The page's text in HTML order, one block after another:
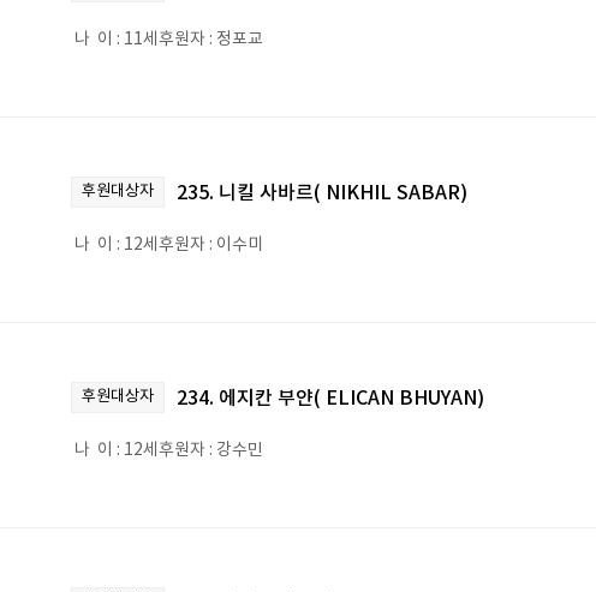
나 이 : 11세후원자 : 정포교
후원대상자 235. 니킬 사바르( NIKHIL SABAR)
나 이 : 12세후원자 : 이수미
후원대상자 234. 에지칸 부얀( ELICAN BHUYAN)
나 이 : 12세후원자 : 강수민